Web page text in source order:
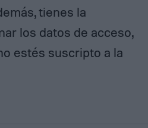
tienes la
los datos de acceso,
estés suscripto a la